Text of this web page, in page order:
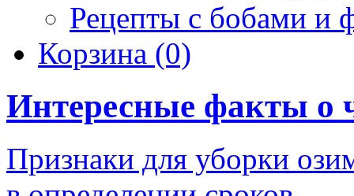
Рецепты с бобами и
Корзина (0)
Интересные факты о
Признаки для уборки